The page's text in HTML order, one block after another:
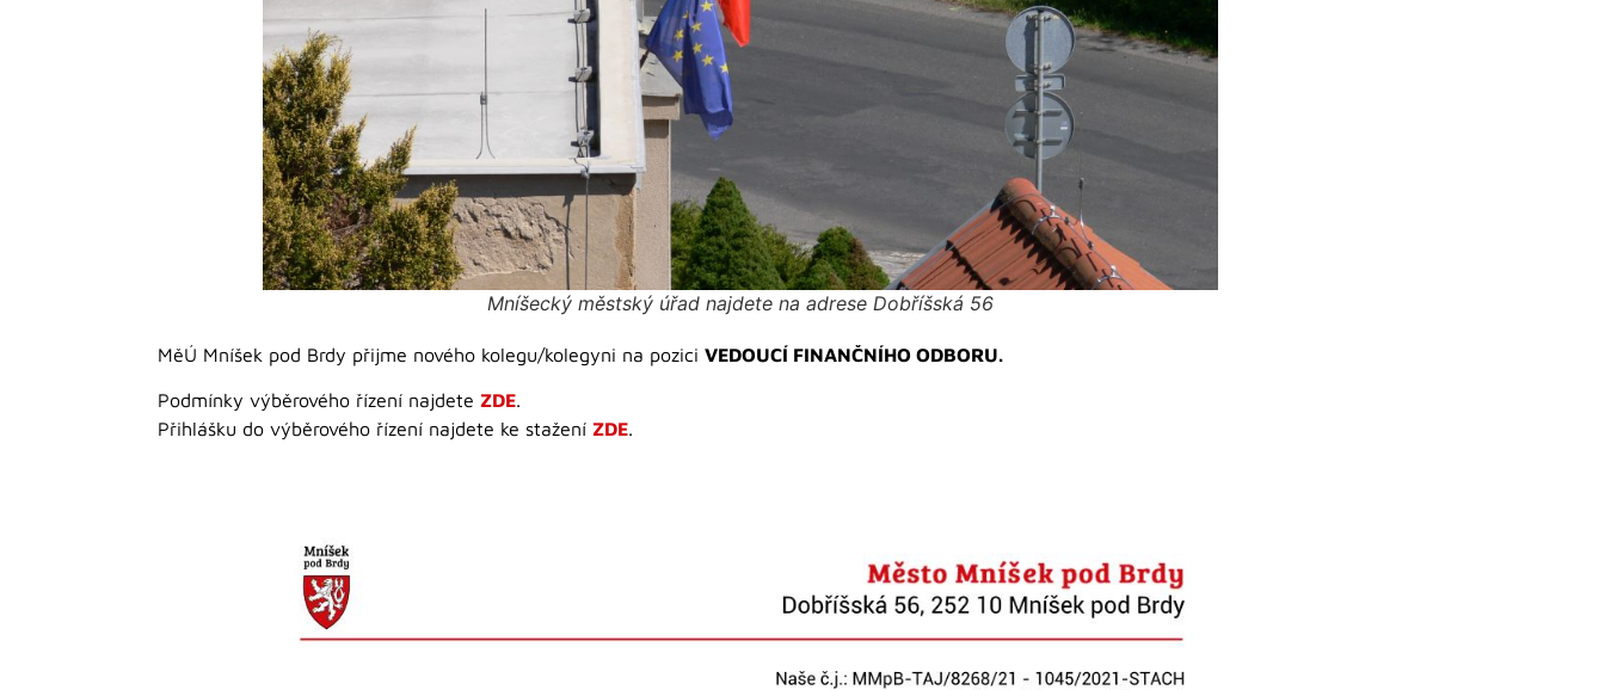
Mníšecký městský úřad najdete na adrese Dobříšská 56
MěÚ Mníšek pod Brdy přijme nového kolegu/kolegyni na pozici VEDOUCÍ FINANČNÍHO ODBORU.
Podmínky výběrového řízení najdete ZDE.
Přihlášku do výběrového řízení najdete ke stažení ZDE.